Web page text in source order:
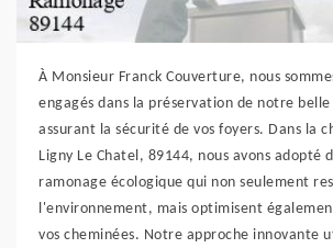
À Monsieur Franck Couverture, nous
engagés dans la préservation de notre
assurant la sécurité de vos foyers. Dans la
Ligny Le Chatel, 89144, nous avons adopté
ramonage écologique qui non seulement
l'environnement, mais optimisent
vos cheminées. Notre approche innovante